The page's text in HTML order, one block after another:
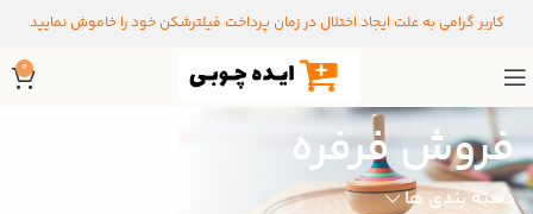
کاربر گرامی به علت ایجاد اختلال در زمان پرداخت فیلترشکن خود را خاموش نمایید
0
فروش فرفره
دسته بندی ها